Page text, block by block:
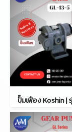
ปั๊มเฟือง Koshin |